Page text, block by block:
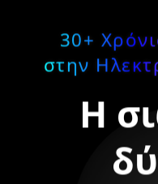
30+
στην
Η